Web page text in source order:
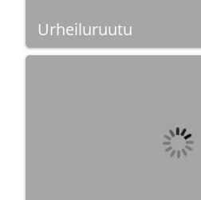
Urheiluruutu